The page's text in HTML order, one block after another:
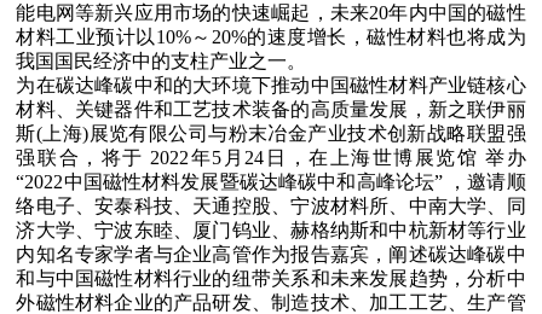
能电网等新兴应用市场的快速崛起，未来20年内中国的磁性
材料工业预计以10%～20%的速度增长，磁性材料也将成为
我国国民经济中的支柱产业之一。
为在碳达峰碳中和的大环境下推动中国磁性材料产业链核心
材料、关键器件和工艺技术装备的高质量发展，新之联伊丽
斯(上海)展览有限公司与粉末冶金产业技术创新战略联盟强
强联合，将于 2022年5月24日，在上海世博展览馆 举办
“2022中国磁性材料发展暨碳达峰碳中和高峰论坛” ，邀请顺
络电子、安泰科技、天通控股、宁波材料所、中南大学、同
济大学、宁波东睦、厦门钨业、赫格纳斯和中杭新材等行业
内知名专家学者与企业高管作为报告嘉宾，阐述碳达峰碳中
和与中国磁性材料行业的纽带关系和未来发展趋势，分析中
外磁性材料企业的产品研发、制造技术、加工工艺、生产管